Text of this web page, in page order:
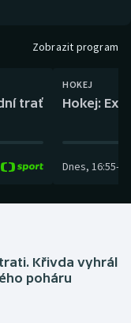
Zobrazit program
trať
HOKEJ
Hokej:
Dnes, 16:55-
Křivda vyhrál
poháru